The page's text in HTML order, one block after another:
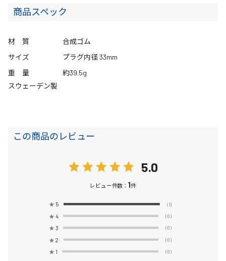
商品スペック
材 質
合成ゴム
サイズ
プラグ内径 33mm
重 量
約39.5g
スウェーデン製
この商品のレビュー
5.0
レビュー件数： 1件
★ 5 (1)
★ 4 (0)
★ 3 (0)
★ 2 (0)
★ 1 (0)